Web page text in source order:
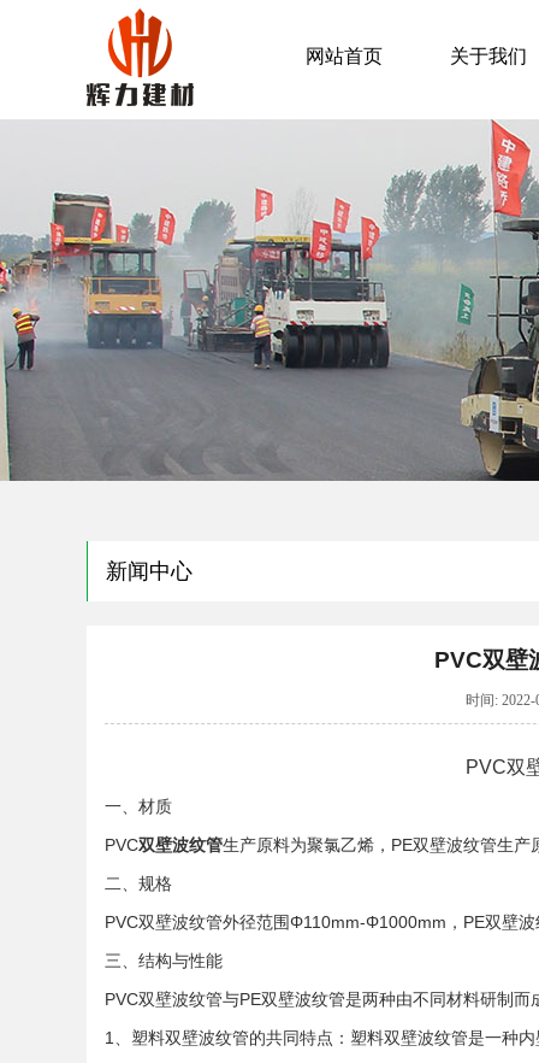
网站首页 关于我们
新闻中心
PVC双壁
时间:
PVC双
一、材质
PVC双壁波纹管生产原料为聚氯乙烯，PE双壁波纹管生产
二、规格
PVC双壁波纹管外径范围Φ110mm-Φ1000mm，PE双壁
三、结构与性能
PVC双壁波纹管与PE双壁波纹管是两种由不同材料研制而
1、塑料双壁波纹管的共同特点：塑料双壁波纹管是一种